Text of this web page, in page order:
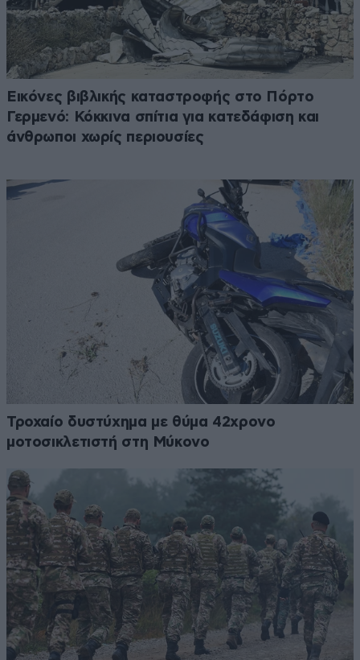
Εικόνες βιβλικής καταστροφής στο Πόρτο
Γερμενό: Κόκκινα σπίτια για κατεδάφιση και
άνθρωποι χωρίς περιουσίες
Τροχαίο δυστύχημα με θύμα 42χρονο
μοτοσικλετιστή στη Μύκονο